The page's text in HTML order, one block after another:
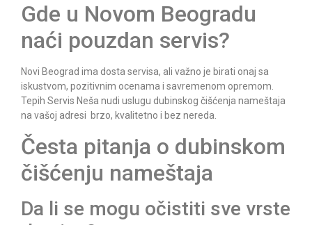
Gde u Novom Beogradu
naći pouzdan servis?
Novi Beograd ima dosta servisa, ali važno je birati onaj sa
iskustvom, pozitivnim ocenama i savremenom opremom.
Tepih Servis Neša nudi uslugu dubinskog čišćenja nameštaja
na vašoj adresi brzo, kvalitetno i bez nereda.
Česta pitanja o dubinskom
čišćenju nameštaja
Da li se mogu očistiti sve vrste